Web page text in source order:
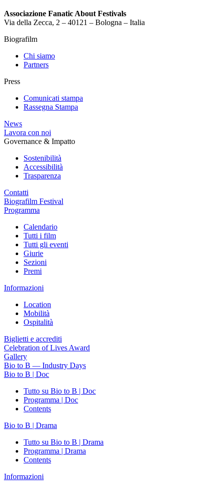
Associazione Fanatic About Festivals
Via della Zecca, 2 – 40121 – Bologna – Italia
Biografilm
Chi siamo
Partners
Press
Comunicati stampa
Rassegna Stampa
News
Lavora con noi
Governance & Impatto
Sostenibilità
Accessibilità
Trasparenza
Contatti
Biografilm Festival
Programma
Calendario
Tutti i film
Tutti gli eventi
Giurie
Sezioni
Premi
Informazioni
Location
Mobilità
Ospitalità
Biglietti e accrediti
Celebration of Lives Award
Gallery
Bio to B — Industry Days
Bio to B | Doc
Tutto su Bio to B | Doc
Programma | Doc
Contents
Bio to B | Drama
Tutto su Bio to B | Drama
Programma | Drama
Contents
Informazioni